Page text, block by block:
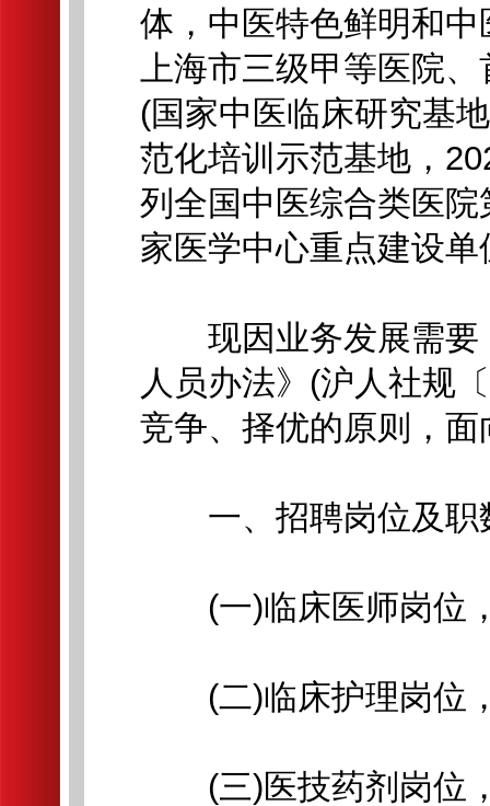
体，中医特色鲜明和
上海市三级甲等医院
(国家中医临床研究基
范化培训示范基地，
列全国中医综合类医
家医学中心重点建设单
现因业务发展需要
人员办法》(沪人社规
竞争、择优的原则，
一、招聘岗位及职
(一)临床医师岗位
(二)临床护理岗位
(三)医技药剂岗位